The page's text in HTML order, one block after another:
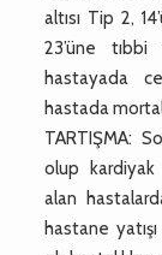
altısı Tip 2,
23’üne
hastayada
hastada
TARTIŞMA:
olup
alan
hastane